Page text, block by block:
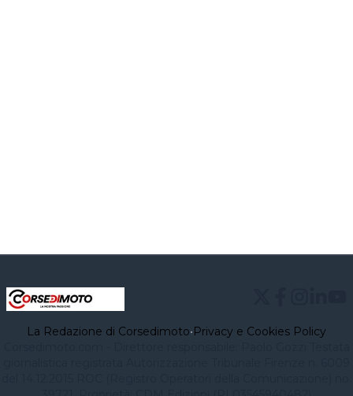
La Redazione di Corsedimoto•Privacy e Cookies Policy